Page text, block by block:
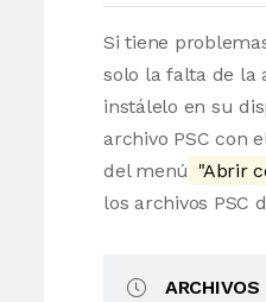
Si tiene
solo la falta de la
instálelo en su
archivo PSC con
del menú "Abrir
los archivos PSC